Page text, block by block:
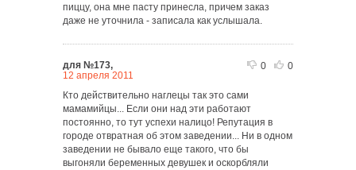
пиццу, она мне пасту принесла, причем заказ
даже не уточнила - записала как услышала.
0 0
для №173,
12 апреля 2011
Кто действительно наглецы так это сами
мамамийцы... Если они над эти работают
постоянно, то тут успехи налицо! Репутация в
городе отвратная об этом заведении... Ни в одном
заведении не бывало еще такого, что бы
выгоняли беременных девушек и оскорбляли